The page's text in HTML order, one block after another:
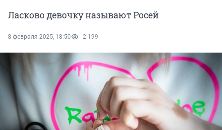
Ласково девочку называют Росей
8 февраля 2025, 18:50 2 199